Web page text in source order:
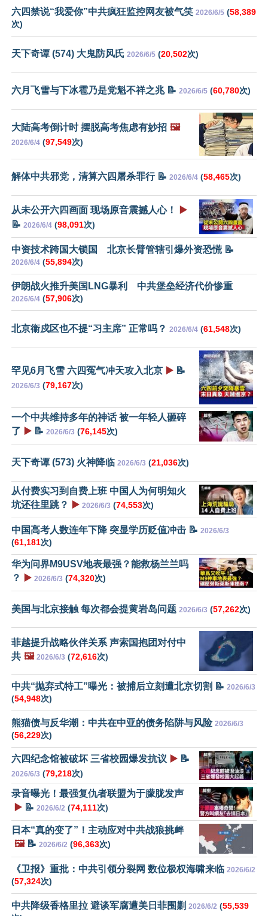
六四禁说“我爱你”中共疯狂监控网友被气笑 2026/6/5 (58,389
次)
天下奇谭 (574) 大鬼防风氏 2026/6/5 (20,502次)
六月飞雪与下冰雹乃是党魁不祥之兆 📝 2026/6/5 (60,780次)
大陆高考倒计时 摆脱高考焦虑有妙招 🖼️
2026/6/4 (97,549次)
解体中共邪党，清算六四屠杀罪行 📝 2026/6/4 (58,465次)
从未公开六四画面 现场原音震撼人心！
▶️
📝 2026/6/4 (98,091次)
中资技术跨国大锁国 北京长臂管辖引爆外资恐慌 📝
2026/6/4 (55,894次)
伊朗战火推升美国LNG暴利 中共堡垒经济代价惨重
2026/6/4 (57,906次)
北京衞戍区也不提“习主席” 正常吗？ 2026/6/4 (61,548次)
罕见6月飞雪 六四冤气冲天攻入北京 ▶️ 📝
2026/6/3 (79,167次)
一个中共维持多年的神话 被一年轻人砸碎
了 ▶️ 📝 2026/6/3 (76,145次)
天下奇谭 (573) 火神降临 2026/6/3 (21,036次)
从付费实习到自费上班 中国人为何明知火
坑还往里跳？
▶️ 2026/6/3 (74,553次)
中国高考人数连年下降 突显学历贬值冲击 📝 2026/6/3
(61,181次)
华为问界M9USV地表最强？能救杨兰兰吗
？
▶️ 2026/6/3 (74,320次)
美国与北京接触 每次都会提黄岩岛问题 2026/6/3 (57,262次)
菲越提升战略伙伴关系 声索国抱团对付中
共 🖼️ 2026/6/3 (72,616次)
中共“抛弃式特工”曝光：被捕后立刻遭北京切割 📝 2026/6/3
(54,948次)
熊猫债与反华潮：中共在中亚的债务陷阱与风险 2026/6/3
(56,229次)
六四纪念馆被破坏 三省校园爆发抗议 ▶️ 📝
2026/6/3 (79,218次)
录音曝光！最强复仇者联盟为于朦胧发声
▶️ 📝 2026/6/2 (74,111次)
日本“真的变了”！主动应对中共战狼挑衅
🖼️📝 2026/6/2 (96,363次)
《卫报》重批：中共引领分裂网 数位极权海啸来临 2026/6/2
(57,324次)
中共降级香格里拉 避谈军腐遭美日菲围剿 2026/6/2 (55,539